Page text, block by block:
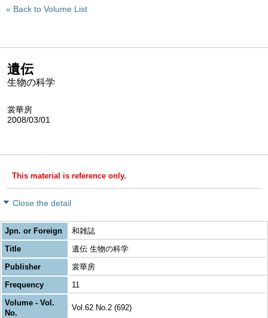
Back to Volume List
遺伝
生物の科学
裳華房
2008/03/01
This material is reference only.
Close the detail
Jpn. or Foreign
和雑誌
Title
遺伝 生物の科学
Publisher
裳華房
Frequency
11
Volume - Vol.
No.
Vol.62 No.2 (692)